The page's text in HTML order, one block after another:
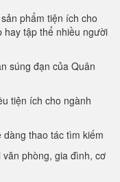
phẩm tiện ích cho
hay tập thể nhiều người
súng đạn của Quân
tiện ích cho ngành
thao tác tìm kiếm
phòng, gia đình, cơ